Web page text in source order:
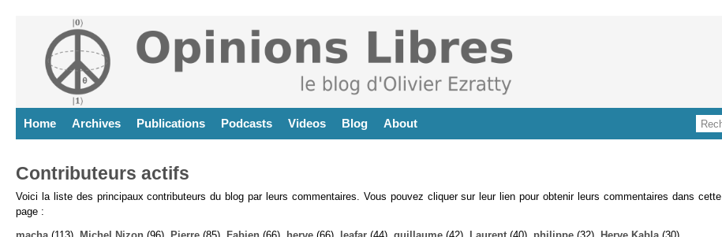
Home Archives Publications Podcasts Videos Blog About
Contributeurs actifs
Voici la liste des principaux contributeurs du blog par leurs commentaires. Vous pouvez cliquer sur leur lien pour obtenir leurs commentaires dans cette
page :